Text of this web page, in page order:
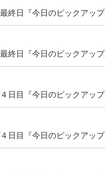
終日『今日のピックアップ
終日『今日のピックアップ
日目『今日のピックアップ
日目『今日のピックアップ